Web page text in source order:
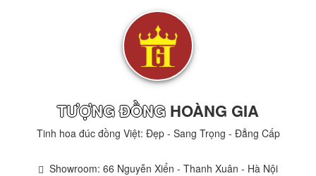
TƯỢNG ĐỒNG HOÀNG GIA
Tinh hoa đúc đồng Việt: Đẹp - Sang Trọng - Đẳng Cấp
Showroom: 66 Nguyễn Xiển - Thanh Xuân - Hà Nội